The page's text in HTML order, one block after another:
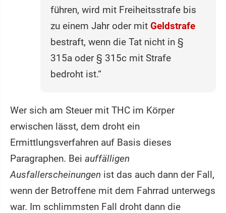
führen, wird mit Freiheitsstrafe bis
zu einem Jahr oder mit Geldstrafe
bestraft, wenn die Tat nicht in §
315a oder § 315c mit Strafe
bedroht ist.“
Wer sich am Steuer mit THC im Körper
erwischen lässt, dem droht ein
Ermittlungsverfahren auf Basis dieses
Paragraphen. Bei auffälligen
Ausfallerscheinungen ist das auch dann der Fall,
wenn der Betroffene mit dem Fahrrad unterwegs
war. Im schlimmsten Fall droht dann die